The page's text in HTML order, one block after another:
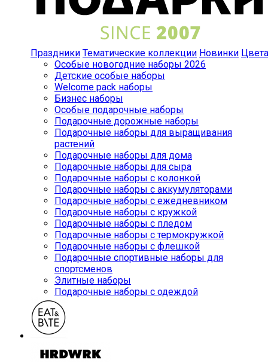
Праздники Тематические коллекции Новинки Цвета
Особые новогодние наборы 2026
Детские особые наборы
Welcome pack наборы
Бизнес наборы
Особые подарочные наборы
Подарочные дорожные наборы
Подарочные наборы для выращивания
растений
Подарочные наборы для дома
Подарочные наборы для сыра
Подарочные наборы с колонкой
Подарочные наборы с аккумуляторами
Подарочные наборы с ежедневником
Подарочные наборы с кружкой
Подарочные наборы с пледом
Подарочные наборы с термокружкой
Подарочные наборы с флешкой
Подарочные спортивные наборы для
спортсменов
Элитные наборы
Подарочные наборы с одеждой